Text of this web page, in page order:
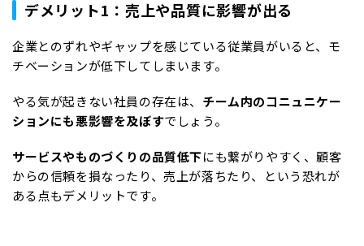
デメリット1：売上や品質に影響が出る
企業とのずれやギャップを感じている従業員がいると、モ
チベーションが低下してしまいます。
やる気が起きない社員の存在は、 チーム内のコニュニケー
ションにも悪影響を及ぼすでしょう。
サービスやものづくりの品質低下にも繋がりやすく、顧客
からの信頼を損なったり、売上が落ちたり、という恐れが
ある点もデメリットです。